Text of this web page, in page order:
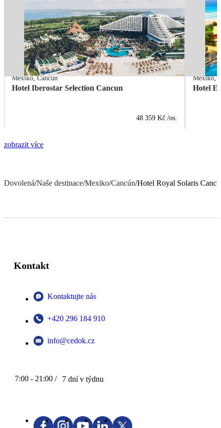
Mexiko,Cancún
Hotel Iberostar Selection Cancun
48 359 Kč /os.
Mexiko,
Hotel
zobrazit více
Dovolená/Naše destinace/Mexiko/Cancún/Hotel Royal Solaris
Kontakt
Kontaktujte nás
+420 296 184 910
info@cedok.cz
7:00 - 21:00 / 7 dní v týdnu